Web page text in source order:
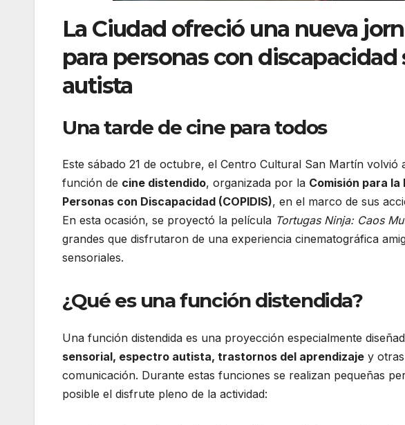
La Ciudad ofreció una nueva
para personas con
autista
Una tarde de cine para todos
Este sábado 21 de octubre, el Centro Cultural San Martín
función de cine distendido, organizada por la Comisión para
Personas con Discapacidad (COPIDIS), en el marco de sus
En esta ocasión, se proyectó la película Tortugas Ninja: Caos
grandes que disfrutaron de una experiencia cinematográfica
sensoriales.
¿Qué es una función distendida?
Una función distendida es una proyección especialmente
sensorial, espectro autista, trastornos del aprendizaje y
comunicación. Durante estas funciones se realizan pequeñas
posible el disfrute pleno de la actividad: